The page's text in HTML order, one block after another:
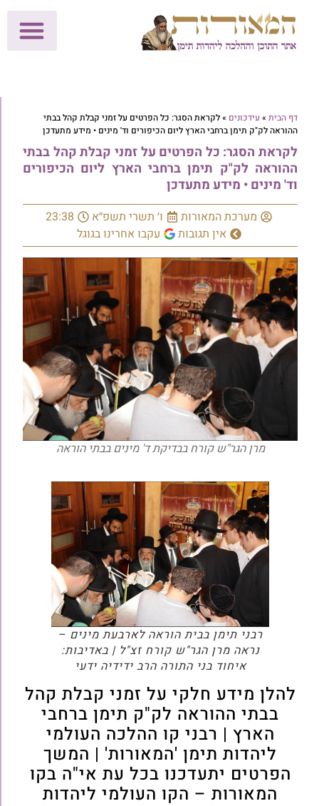
דף הבית » עידכונים »לקראת הסגר: כל הפרטים על זמני קבלת קהל בבתי
ההוראה לק"ק תימן ברחבי הארץ ליום הכיפורים וד' מינים • מידע מתעדכן
לקראת הסגר: כל הפרטים על זמני קבלת קהל בבתי
ההוראה לק"ק תימן ברחבי הארץ ליום הכיפורים
וד' מינים • מידע מתעדכן
מערכת המאורות ו׳ תשרי תשפ״א
23:38
אין תגובות
עקבו אחרינו בגוגל
מרן הגר"ש קורח בבדיקת ד' מינים בבתי הוראה
רבני תימן בבית הוראה לארבעת מינים –
נראה מרן הגר"ש קורח זצ"ל | באדיבות:
איחוד בני התורה הרב ידידיה ידעי
להלן מידע חלקי על זמני קבלת קהל
בבתי ההוראה לק"ק תימן ברחבי
הארץ | רבני קו ההלכה העולמי
ליהדות תימן 'המאורות' | המשך
הפרטים יתעדכנו בכל עת אי"ה בקו
המאורות – הקו העולמי ליהדות